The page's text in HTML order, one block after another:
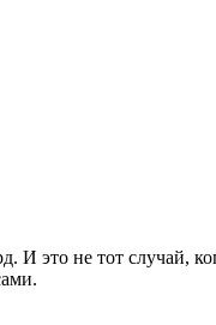
И это не тот случай,